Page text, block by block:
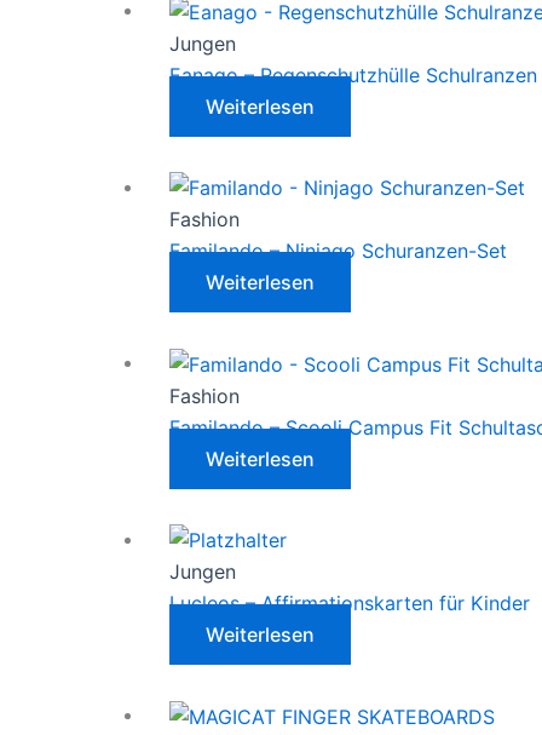
Jungen
Eanago – Regenschutzhülle Schulranzen
Weiterlesen
Fashion
Familando – Ninjago Schuranzen-Set
Weiterlesen
Fashion
Familando – Scooli Campus Fit
Weiterlesen
Jungen
Lucleos – Affirmationskarten für Kinder
Weiterlesen